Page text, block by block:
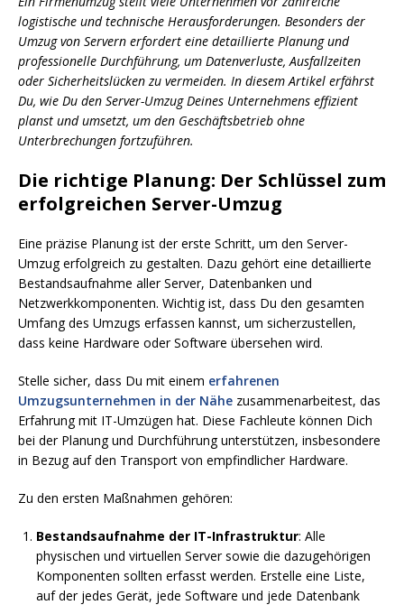
logistische und technische Herausforderungen. Besonders der
Umzug von Servern erfordert eine detaillierte Planung und
professionelle Durchführung, um Datenverluste, Ausfallzeiten
oder Sicherheitslücken zu vermeiden. In diesem Artikel erfährst
Du, wie Du den Server-Umzug Deines Unternehmens effizient
planst und umsetzt, um den Geschäftsbetrieb ohne
Unterbrechungen fortzuführen.
Die richtige Planung: Der Schlüssel zum
erfolgreichen Server-Umzug
Eine präzise Planung ist der erste Schritt, um den Server-
Umzug erfolgreich zu gestalten. Dazu gehört eine detaillierte
Bestandsaufnahme aller Server, Datenbanken und
Netzwerkkomponenten. Wichtig ist, dass Du den gesamten
Umfang des Umzugs erfassen kannst, um sicherzustellen,
dass keine Hardware oder Software übersehen wird.
Stelle sicher, dass Du mit einem erfahrenen
Umzugsunternehmen in der Nähe zusammenarbeitest, das
Erfahrung mit IT-Umzügen hat. Diese Fachleute können Dich
bei der Planung und Durchführung unterstützen, insbesondere
in Bezug auf den Transport von empfindlicher Hardware.
Zu den ersten Maßnahmen gehören:
Bestandsaufnahme der IT-Infrastruktur: Alle
physischen und virtuellen Server sowie die dazugehörigen
Komponenten sollten erfasst werden. Erstelle eine Liste,
auf der jedes Gerät, jede Software und jede Datenbank